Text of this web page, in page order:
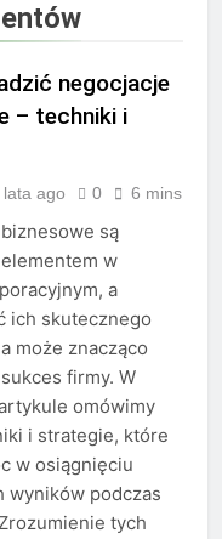
negocjacje
– techniki i
lata ago 0 6 mins
są
w
a
ich skutecznego
może znacząco
firmy. W
omówimy
i strategie, które
w osiągnięciu
wyników podczas
tych